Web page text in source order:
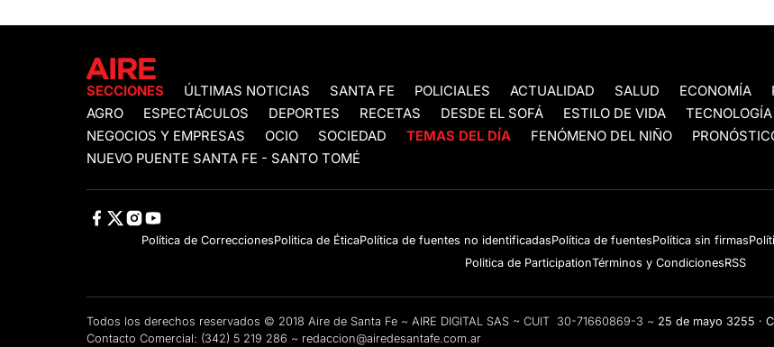
SECCIONES ÚLTIMAS NOTICIAS SANTA FE POLICIALES ACTUALIDAD SALUD ECONOMÍA
AGRO
ESPECTÁCULOS DEPORTES RECETAS DESDE EL SOFÁ ESTILO DE VIDA TECNOLOGÍA
NEGOCIOS Y EMPRESAS
OCIO SOCIEDAD TEMAS DEL DÍA FENÓMENO DEL NIÑO
NUEVO PUENTE SANTA FE - SANTO TOMÉ
Política de CorreccionesPolitica de ÉticaPolítica de fuentes no identificadasPolítica de fuentesPolítica sin firmas
Politica de ParticipationTérminos y CondicionesRSS
Todos los derechos reservados © 2018 Aire de Santa Fe ~ AIRE DIGITAL SAS ~ CUIT 30-71660869-3 ~ 25 de mayo 3255 ·
Contacto Comercial: (342) 5 219 286 ~ redaccion@airedesantafe.com.ar